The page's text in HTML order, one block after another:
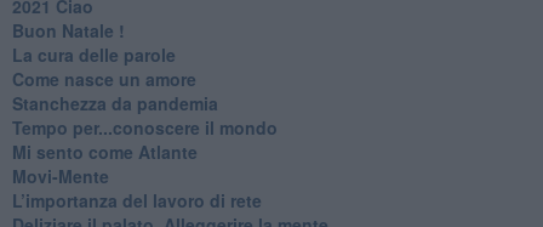
2021 Ciao
Buon Natale !
​La cura delle parole
​Come nasce un amore
Stanchezza da pandemia
​Tempo per...conoscere il mondo
​Mi sento come Atlante
​Movi-Mente
​L’importanza del lavoro di rete